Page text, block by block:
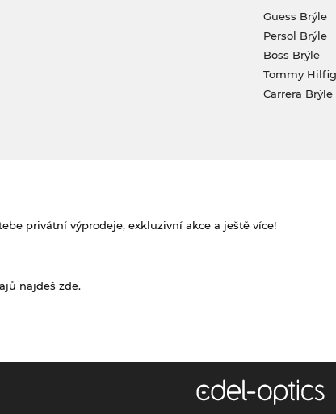
Guess Brýle
Persol Brýle
Boss Brýle
Tommy
Carrera Brýle
privátní výprodeje, exkluzivní akce a ještě více!
najdeš zde.